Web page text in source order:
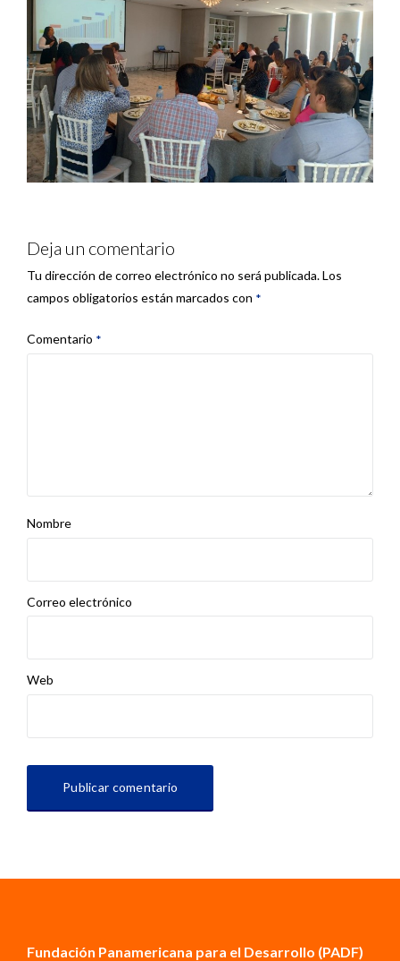
Deja un comentario
Tu dirección de correo electrónico no será publicada.Los
campos obligatorios están marcados con *
Comentario *
Nombre
Correo electrónico
Web
Fundación Panamericana para el Desarrollo (PADF)